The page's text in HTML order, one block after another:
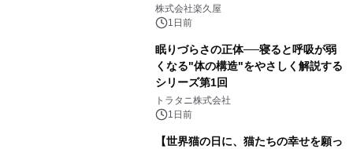
メニューを提供
株式会社楽久屋
1日前
眠りづらさの正体──寝ると呼吸が弱
くなる"体の構造"をやさしく解説する
シリーズ第1回
トラタニ株式会社
1日前
【世界猫の日に、猫たちの幸せを願っ